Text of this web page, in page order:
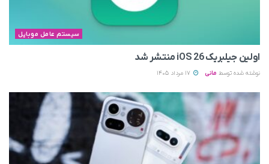
سیستم عامل موبایل
اولین جیلبریک iOS 26 منتشر شد
نوشته شده توسط مانی